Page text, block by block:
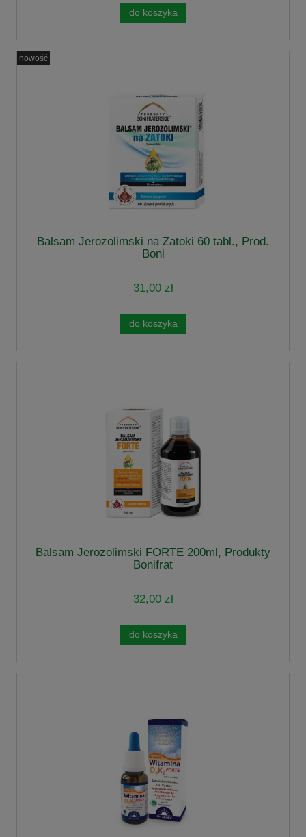
do koszyka
Balsam Jerozolimski na Zatoki 60 tabl., Prod.
Boni
31,00 zł
do koszyka
nowość
Balsam Jerozolimski FORTE 200ml, Produkty
Bonifrat
32,00 zł
do koszyka